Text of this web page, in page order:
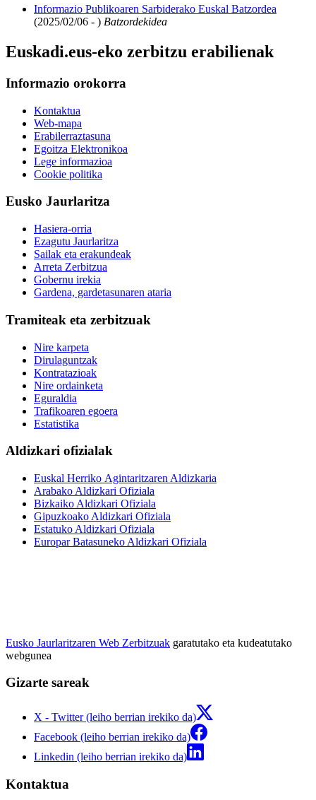
Informazio Publikoaren Sarbiderako Euskal Batzordea
(2025/02/06 - ) Batzordekidea
Euskadi.eus-eko zerbitzu erabilienak
Informazio orokorra
Kontaktua
Web-mapa
Erabilerraztasuna
Egoitza Elektronikoa
Lege informazioa
Cookie politika
Eusko Jaurlaritza
Hasiera-orria
Ezagutu Jaurlaritza
Sailak eta erakundeak
Arreta Zerbitzua
Gobernu irekia
Gardena, gardetasunaren ataria
Tramiteak eta zerbitzuak
Nire karpeta
Dirulaguntzak
Kontratazioak
Nire ordainketa
Eguraldia
Trafikoaren egoera
Estatistika
Aldizkari ofizialak
Euskal Herriko Agintaritzaren Aldizkaria
Arabako Aldizkari Ofiziala
Bizkaiko Aldizkari Ofiziala
Gipuzkoako Aldizkari Ofiziala
Estatuko Aldizkari Ofiziala
Europar Batasuneko Aldizkari Ofiziala
Eusko Jaurlaritzaren Web Zerbitzuak garatutako eta kudeatutako
webgunea
Gizarte sareak
X - Twitter (leiho berrian irekiko da)
Facebook (leiho berrian irekiko da)
Linkedin (leiho berrian irekiko da)
Kontaktua